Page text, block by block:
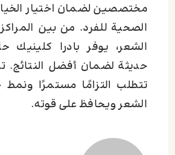
مختصصين لضمان اختيار
الصحية للفرد. من بين
الشعر، يوفر بادرا كلينيك
حديثة لضمان أفضل النتائج.
تتطلب التزامًا مستمرًا
الشعر ويحافظ على قوته.